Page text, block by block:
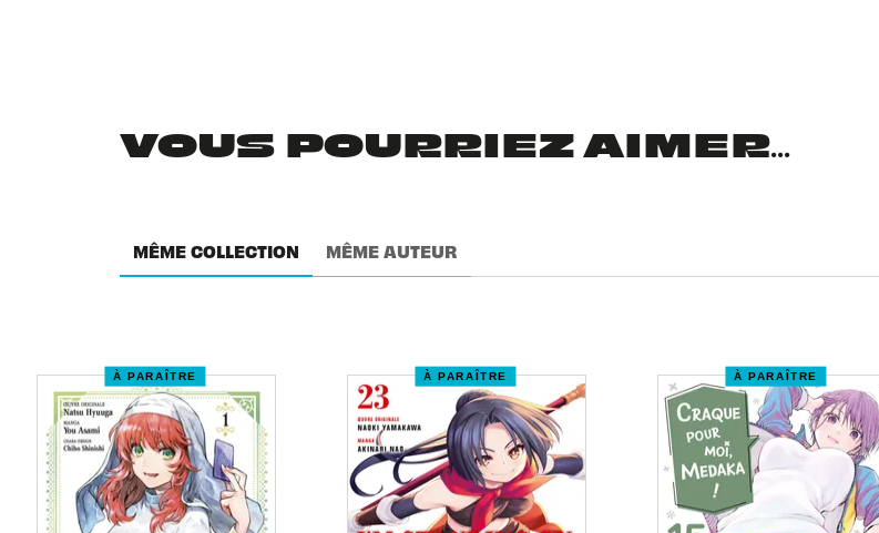
VOUS POURRIEZ AIMER...
MÊME COLLECTION MÊME AUTEUR
À PARAÎTRE À PARAÎTRE À PARAÎTRE